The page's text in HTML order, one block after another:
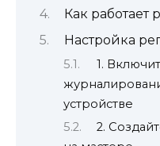
Как работает
Настройка
1.
устройстве
2.